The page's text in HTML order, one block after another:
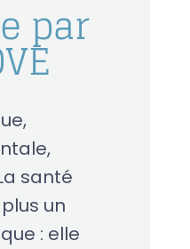
par
santé
un
: elle